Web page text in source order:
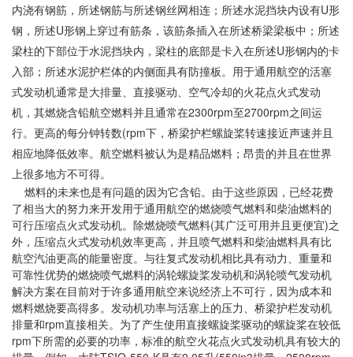
内浇有钢筋，所述钢筋与所述钢丝网相连；所述水泥挡块内设有U形
钢，所述U形钢上穿过有筋条，该筋条插入在所述桥梁梁板中；所述
梁柱的下部位于水泥挡块内，梁柱的底部是卡入在所述U形钢内的卡
入部；所述水泥护栏体的内侧面具有防撞板。用于通用航空的活塞
式发动机通常是大排量、直接驱动、空气冷却的火花点火式发动
机，其燃烧含铅航空燃料并且通常在2300rpm至2700rpm之间运
行。更高的每分钟转数(rpm下，桥梁护栏螺旋桨转速接近声速并且
相应地降低效率。航空燃料被认为是精品燃料；昂贵的并且在世界
上很多地方不可得。
燃料的未来也是有问题的因为它含铅。由于这些原因，已经花费
了相当大的努力来开发用于通用航空的燃烧喷气燃料和柴油燃料的
可行压缩点火式发动机。除燃烧喷气燃料(其广泛可用并且更便宜)之
外，压缩点火式发动机效率更高，并且喷气燃料和柴油燃料具有比
航空汽油更高的能量密度。与往复式发动机相比具有动力、重量和
可靠性优势的燃烧喷气燃料的涡轮螺旋桨发动机和涡轮喷气发动机
解决方案在目前对于许多通用航空来说经济上不可行，因为成本和
燃料燃烧要高得多。发动机功率与活塞上的压力、桥梁护栏发动机
排量和rpm直接相关。为了产生使用直接螺旋桨驱动的螺旋桨在较低
rpm下所需的必要的功率，标准的航空火花点火式发动机具有较大的